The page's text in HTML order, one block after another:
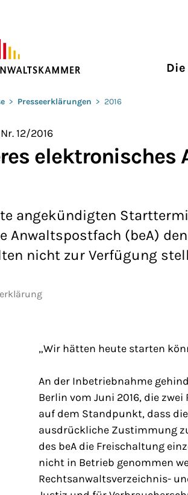
Die
> Presseerklärungen > 2016
12/2016
angekündigten
Anwaltspostfach (beA)
nicht zur Verfügung
„Wir hätten heute starten
An der Inbetriebnahme
Berlin vom Juni 2016, die
auf dem Standpunkt, dass
ausdrückliche Zustimmung
des beA die Freischaltung
nicht in Betrieb genommen
Rechtsanwaltsverzeichnis-